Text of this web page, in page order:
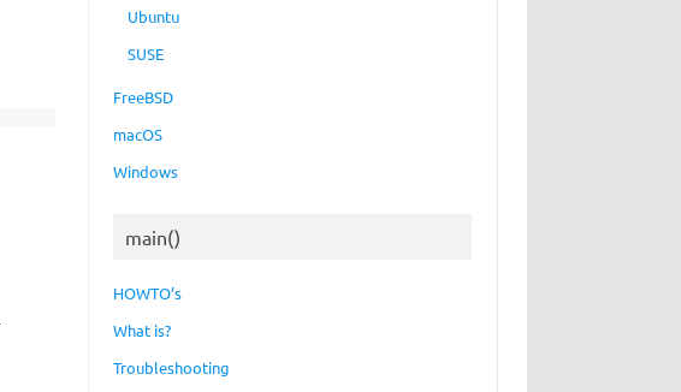
Ubuntu
SUSE
FreeBSD
macOS
Windows
main()
HOWTO’s
What is?
Troubleshooting